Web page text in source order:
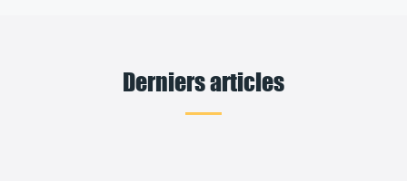
Derniers articles